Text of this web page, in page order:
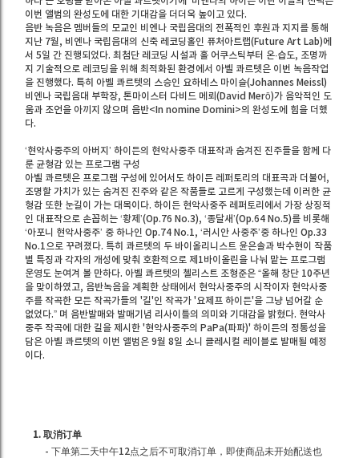
이번 앨범의 완성도에 대한 기대감을 더더욱 높이고 있다.
음반 녹음은 멤버들의 모교인 비엔나 국립음대의 전폭적인 후원과 지지를 통해
지난 7월, 비엔나 국립음대의 신축 레코딩홀인 퓨처아트랩(Future Art Lab)에
서 5일 간 진행되었다. 최첨단 레코딩 시설과 홀 어쿠스틱부터 온∙습도, 조명까
지 기술적으로 레코딩을 위해 최적화된 환경에서 아벨 콰르텟은 이번 녹음작업
을 진행했다. 특히 아벨 콰르텟의 스승인 요하네스 마이슬(Johannes Meissl)
비엔나 국립음대 부학장, 톤마이스터 다비드 메뢰(David Merö)가 음악적인 도
움과 조언을 아끼지 않으며 음반<In nomine Domini>의 완성도에 힘을 더했
다.
‘현악사중주의 아버지’ 하이든의 현악사중주 대표작과 숨겨진 진주들을 함께 다
룬 균형감 있는 프로그램 구성
아벨 콰르텟은 프로그램 구성에 있어서도 하이든 레퍼토리의 대표곡과 더불어,
조명할 가치가 있는 숨겨진 진주와 같은 작품들로 고르게 구성했는데 이러한 균
형감 또한 눈길이 가는 대목이다. 하이든 현악사중주 레퍼토리에서 가장 상징적
인 대표작으로 손꼽히는 ‘황제’(Op.76 No.3), ‘종달새’(Op.64 No.5)를 비롯해
‘아포니 현악사중주’ 중 하나인 Op.74 No.1, ‘러시안 사중주’중 하나인 Op.33
No.1으로 꾸려졌다. 특히 콰르텟의 두 바이올리니스트 윤은솔과 박수현이 작품
별 특징과 각자의 개성에 맞춰 호환적으로 제1바이올린을 나눠 맡는 프로그램
운영도 눈여겨 볼 만하다. 아벨 콰르텟의 첼리스트 조형준은 “올해 창단 10주년
을 맞이하였고, 음반녹음을 계획한 상태에서 현악사중주의 시작이자 현악사중
주를 작곡한 모든 작곡가들의 '길'인 작곡가 '요제프 하이든'을 그냥 넘어갈 순
없었다.” 며 음반발매와 발매기념 리사이틀의 의미와 기대감을 밝혔다. 현악사
중주 작곡에 대한 길을 제시한 '현악사중주의 PaPa(파파)' 하이든의 정통성을
담은 아벨 콰르텟의 이번 앨범은 9월 8일 소니 클레시컬 레이블로 발매될 예정
이다.
1. 取消订单
- 下单第二天中午12点之后不可取消订单，即使商品未开始配送也